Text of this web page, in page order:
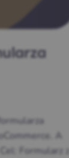
A
Formularz z